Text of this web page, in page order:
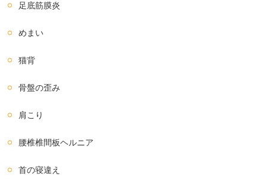
足底筋膜炎
めまい
猫背
骨盤の歪み
肩こり
腰椎椎間板ヘルニア
首の寝違え